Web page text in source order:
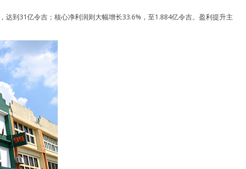
到31亿令吉；核心净利润则大幅增长33.6%，至1.884亿令吉。盈利提升主